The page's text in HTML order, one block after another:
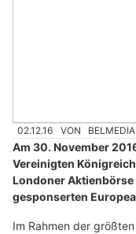
02.12.16 VON
Am 30. November
Vereinigten
Londoner Aktienbörse
gesponserten
Im Rahmen der